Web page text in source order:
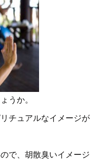
うか。
チュアルなイメージが
で、胡散臭いイメージ